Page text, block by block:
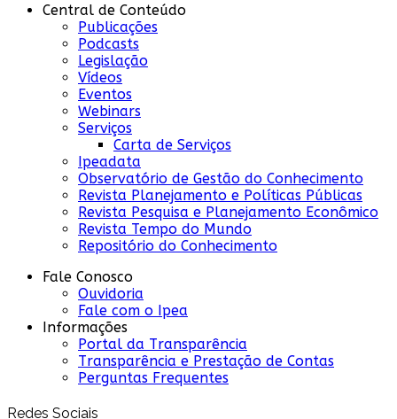
Central de Conteúdo
Publicações
Podcasts
Legislação
Vídeos
Eventos
Webinars
Serviços
Carta de Serviços
Ipeadata
Observatório de Gestão do Conhecimento
Revista Planejamento e Políticas Públicas
Revista Pesquisa e Planejamento Econômico
Revista Tempo do Mundo
Repositório do Conhecimento
Fale Conosco
Ouvidoria
Fale com o Ipea
Informações
Portal da Transparência
Transparência e Prestação de Contas
Perguntas Frequentes
Redes Sociais